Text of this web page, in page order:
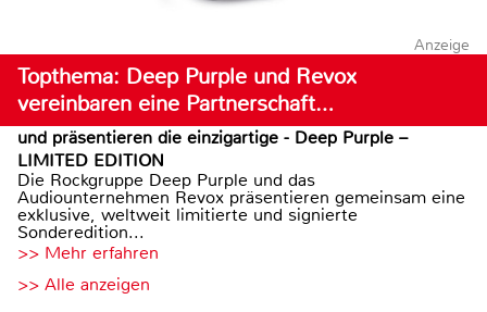
Anzeige
Topthema: Deep Purple und Revox
vereinbaren eine Partnerschaft…
und präsentieren die einzigartige - Deep Purple –
LIMITED EDITION
Die Rockgruppe Deep Purple und das
Audiounternehmen Revox präsentieren gemeinsam eine
exklusive, weltweit limitierte und signierte
Sonderedition...
>> Mehr erfahren
>> Alle anzeigen